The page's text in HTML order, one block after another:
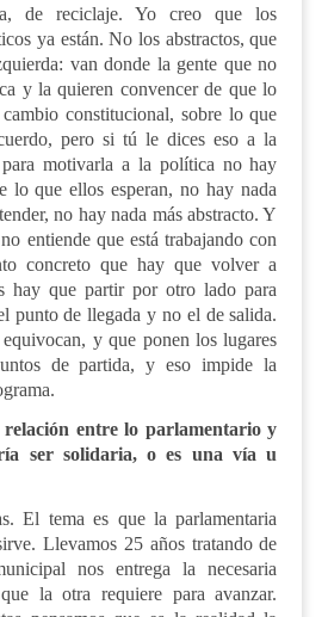
de reciclaje. Yo creo que los
ya están. No los abstractos, que
van donde la gente que no
y la quieren convencer de que lo
constitucional, sobre lo que
pero si tú le dices eso a la
motivarla a la política no hay
lo que ellos esperan, no hay nada
no hay nada más abstracto. Y
entiende que está trabajando con
concreto que hay que volver a
hay que partir por otro lado para
punto de llegada y no el de salida.
y que ponen los lugares
de partida, y eso impide la
relación entre lo parlamentario y
ser solidaria, o es una vía u
El tema es que la parlamentaria
Llevamos 25 años tratando de
nos entrega la necesaria
la otra requiere para avanzar.